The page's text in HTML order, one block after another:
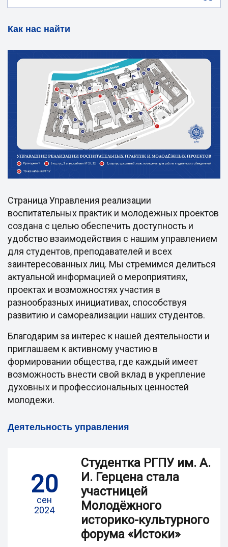
Как нас найти
Страница Управления реализации
воспитательных практик и молодежных проектов
создана с целью обеспечить доступность и
удобство взаимодействия с нашим управлением
для студентов, преподавателей и всех
заинтересованных лиц. Мы стремимся делиться
актуальной информацией о мероприятиях,
проектах и возможностях участия в
разнообразных инициативах, способствуя
развитию и самореализации наших студентов.
Благодарим за интерес к нашей деятельности и
приглашаем к активному участию в
формировании общества, где каждый имеет
возможность внести свой вклад в укрепление
духовных и профессиональных ценностей
молодежи.
Деятельность управления
20
сен
2024
Студентка РГПУ им. А.
И. Герцена стала
участницей
Молодёжного
историко-культурного
форума «Истоки»